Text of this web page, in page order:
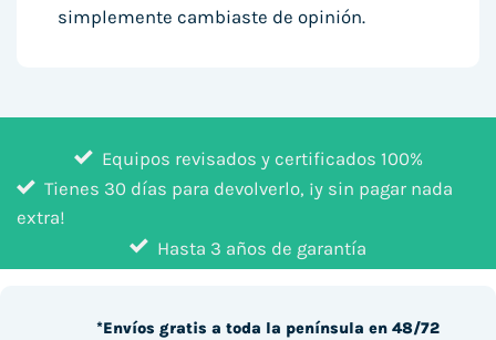
simplemente cambiaste de opinión.
Equipos revisados y certificados 100%
Tienes 30 días para devolverlo, ¡y sin pagar nada
extra!
Hasta 3 años de garantía
*Envíos gratis a toda la península en 48/72